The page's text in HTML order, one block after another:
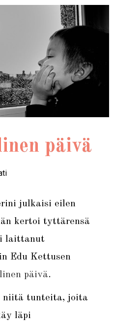
päivä
julkaisi eilen
kertoi tyttärensä
laittanut
Edu Kettusen
päivä.
niitä tunteita, joita
läpi